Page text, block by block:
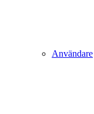
Användare